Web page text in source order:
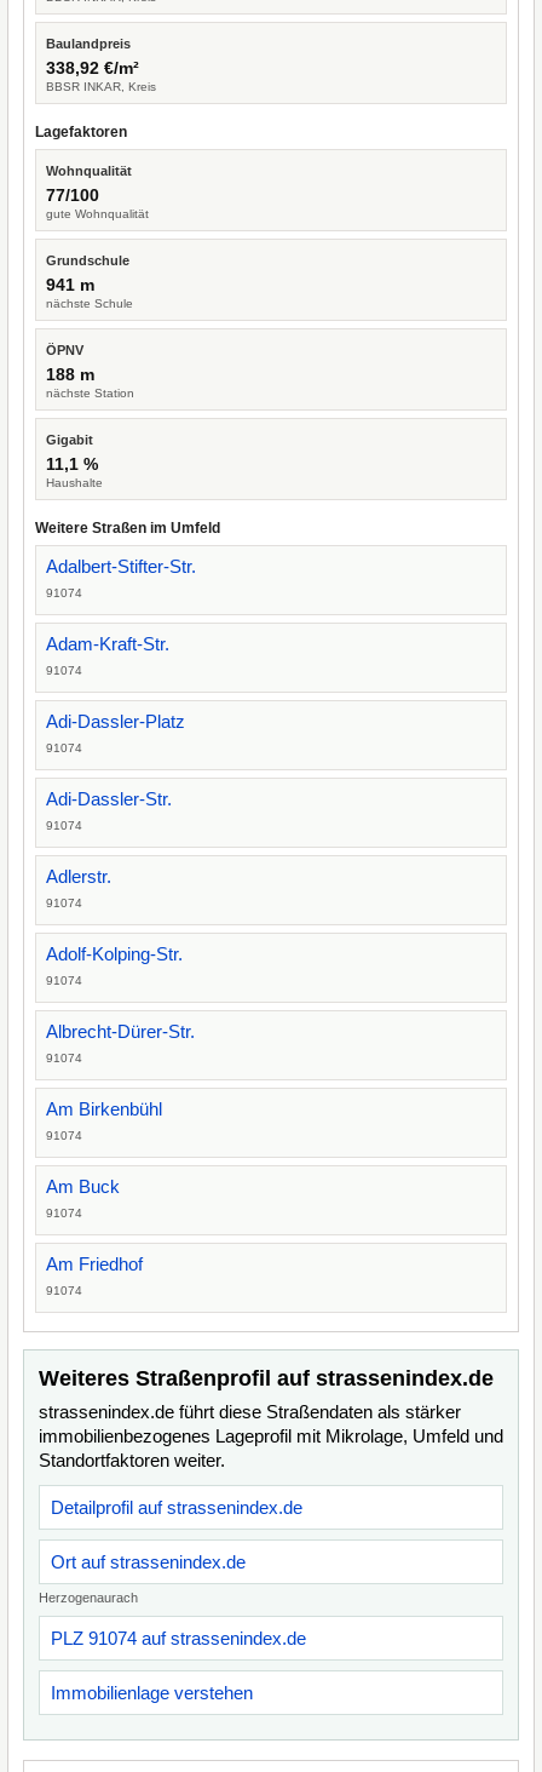
Baulandpreis
338,92 €/m²
BBSR INKAR, Kreis
Lagefaktoren
Wohnqualität
77/100
gute Wohnqualität
Grundschule
941 m
nächste Schule
ÖPNV
188 m
nächste Station
Gigabit
11,1 %
Haushalte
Weitere Straßen im Umfeld
Adalbert-Stifter-Str.
91074
Adam-Kraft-Str.
91074
Adi-Dassler-Platz
91074
Adi-Dassler-Str.
91074
Adlerstr.
91074
Adolf-Kolping-Str.
91074
Albrecht-Dürer-Str.
91074
Am Birkenbühl
91074
Am Buck
91074
Am Friedhof
91074
Weiteres Straßenprofil auf strassenindex.de
strassenindex.de führt diese Straßendaten als stärker
immobilienbezogenes Lageprofil mit Mikrolage, Umfeld und
Standortfaktoren weiter.
Detailprofil auf strassenindex.de
Ort auf strassenindex.de
Herzogenaurach
PLZ 91074 auf strassenindex.de
Immobilienlage verstehen